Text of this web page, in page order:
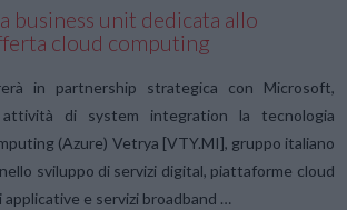
business unit dedicata allo
cloud computing
in partnership strategica con Microsoft,
di system integration la tecnologia
(Azure) Vetrya [VTY.MI], gruppo italiano
sviluppo di servizi digital, piattaforme cloud
e servizi broadband …